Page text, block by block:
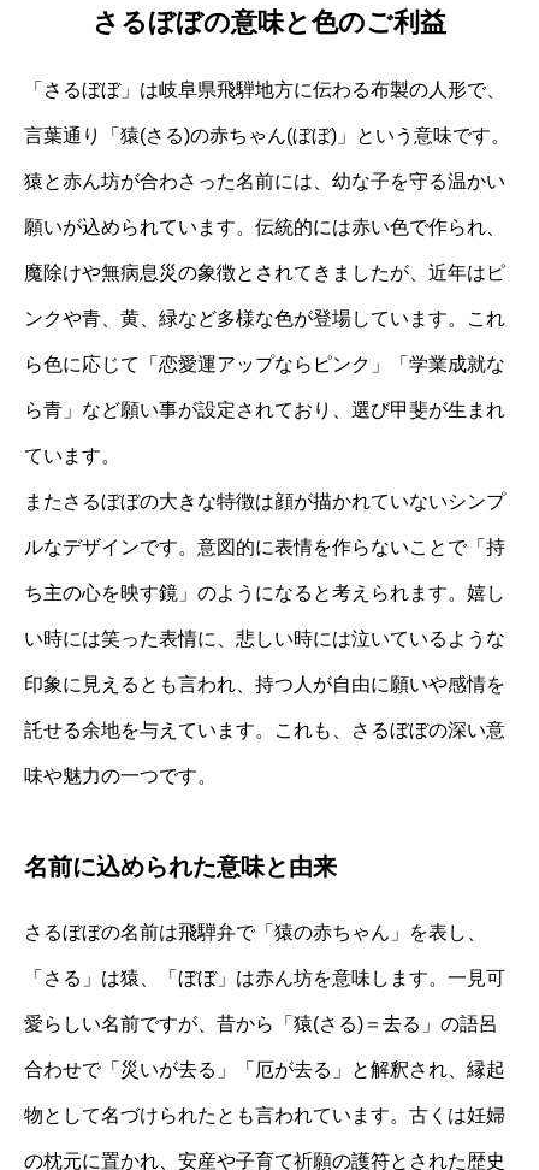
さるぼぼの意味と色のご利益
「さるぼぼ」は岐阜県飛騨地方に伝わる布製の人形で、
言葉通り「猿(さる)の赤ちゃん(ぼぼ)」という意味です。
猿と赤ん坊が合わさった名前には、幼な子を守る温かい
願いが込められています。伝統的には赤い色で作られ、
魔除けや無病息災の象徴とされてきましたが、近年はピ
ンクや青、黄、緑など多様な色が登場しています。これ
ら色に応じて「恋愛運アップならピンク」「学業成就な
ら青」など願い事が設定されており、選び甲斐が生まれ
ています。
またさるぼぼの大きな特徴は顔が描かれていないシンプ
ルなデザインです。意図的に表情を作らないことで「持
ち主の心を映す鏡」のようになると考えられます。嬉し
い時には笑った表情に、悲しい時には泣いているような
印象に見えるとも言われ、持つ人が自由に願いや感情を
託せる余地を与えています。これも、さるぼぼの深い意
味や魅力の一つです。
名前に込められた意味と由来
さるぼぼの名前は飛騨弁で「猿の赤ちゃん」を表し、
「さる」は猿、「ぼぼ」は赤ん坊を意味します。一見可
愛らしい名前ですが、昔から「猿(さる)＝去る」の語呂
合わせで「災いが去る」「厄が去る」と解釈され、縁起
物として名づけられたとも言われています。古くは妊婦
の枕元に置かれ、安産や子育て祈願の護符とされた歴史